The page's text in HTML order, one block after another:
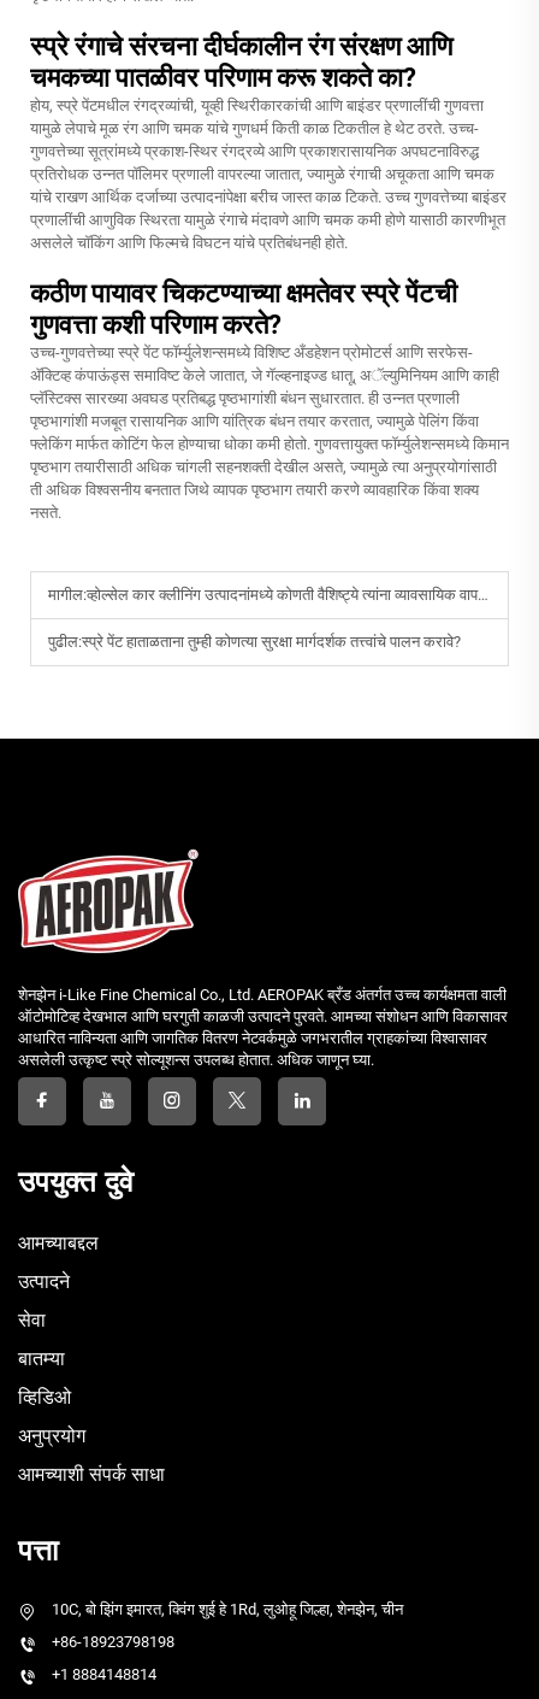
स्प्रे रंगाचे संरचना दीर्घकालीन रंग संरक्षण आणि
चमकच्या पातळीवर परिणाम करू शकते का?
होय, स्प्रे पेंटमधील रंगद्रव्यांची, यूव्ही स्थिरीकारकांची आणि बाइंडर प्रणालींची गुणवत्ता
यामुळे लेपाचे मूळ रंग आणि चमक यांचे गुणधर्म किती काळ टिकतील हे थेट ठरते. उच्च-
गुणवत्तेच्या सूत्रांमध्ये प्रकाश-स्थिर रंगद्रव्ये आणि प्रकाशरासायनिक अपघटनाविरुद्ध
प्रतिरोधक उन्नत पॉलिमर प्रणाली वापरल्या जातात, ज्यामुळे रंगाची अचूकता आणि चमक
यांचे राखण आर्थिक दर्जाच्या उत्पादनांपेक्षा बरीच जास्त काळ टिकते. उच्च गुणवत्तेच्या बाइंडर
प्रणालींची आणुविक स्थिरता यामुळे रंगाचे मंदावणे आणि चमक कमी होणे यासाठी कारणीभूत
असलेले चॉकिंग आणि फिल्मचे विघटन यांचे प्रतिबंधनही होते.
कठीण पायावर चिकटण्याच्या क्षमतेवर स्प्रे पेंटची
गुणवत्ता कशी परिणाम करते?
उच्च-गुणवत्तेच्या स्प्रे पेंट फॉर्म्युलेशन्समध्ये विशिष्ट अँडहेशन प्रोमोटर्स आणि सरफेस-
ॲक्टिव्ह कंपाऊंड्स समाविष्ट केले जातात, जे गॅल्व्हनाइज्ड धातू, अॅल्युमिनियम आणि काही
प्लॅस्टिक्स सारख्या अवघड प्रतिबद्ध पृष्ठभागांशी बंधन सुधारतात. ही उन्नत प्रणाली
पृष्ठभागांशी मजबूत रासायनिक आणि यांत्रिक बंधन तयार करतात, ज्यामुळे पेलिंग किंवा
फ्लेकिंग मार्फत कोटिंग फेल होण्याचा धोका कमी होतो. गुणवत्तायुक्त फॉर्म्युलेशन्समध्ये किमान
पृष्ठभाग तयारीसाठी अधिक चांगली सहनशक्ती देखील असते, ज्यामुळे त्या अनुप्रयोगांसाठी
ती अधिक विश्वसनीय बनतात जिथे व्यापक पृष्ठभाग तयारी करणे व्यावहारिक किंवा शक्य
नसते.
मागील:व्होल्सेल कार क्लीनिंग उत्पादनांमध्ये कोणती वैशिष्ट्ये त्यांना व्यावसायिक वापरासाठी योग्य बनवतात?
पुढील:स्प्रे पेंट हाताळताना तुम्ही कोणत्या सुरक्षा मार्गदर्शक तत्त्वांचे पालन करावे?
शेनझेन i-Like Fine Chemical Co., Ltd. AEROPAK ब्रँड अंतर्गत उच्च कार्यक्षमता वाली
ऑटोमोटिव्ह देखभाल आणि घरगुती काळजी उत्पादने पुरवते. आमच्या संशोधन आणि विकासावर
आधारित नाविन्यता आणि जागतिक वितरण नेटवर्कमुळे जगभरातील ग्राहकांच्या विश्वासावर
असलेली उत्कृष्ट स्प्रे सोल्यूशन्स उपलब्ध होतात. अधिक जाणून घ्या.
उपयुक्त दुवे
आमच्याबद्दल
उत्पादने
सेवा
बातम्या
व्हिडिओ
अनुप्रयोग
आमच्याशी संपर्क साधा
पत्ता
10C, बो झिंग इमारत, क्विंग शुई हे 1Rd, लुओहू जिल्हा, शेनझेन, चीन
+86-18923798198
+1 8884148814